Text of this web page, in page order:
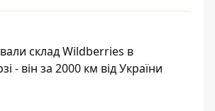
склад Wildberries в
- він за 2000 км від України